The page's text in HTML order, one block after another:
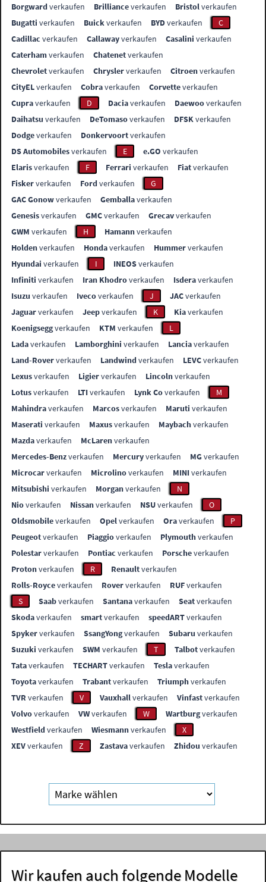
Borgwardverkaufen Brillianceverkaufen Bristolverkaufen
Bugatti verkaufen Buickverkaufen BYDverkaufen
C
Cadillac verkaufen Callawayverkaufen Casalini verkaufen
Caterhamverkaufen Chatenetverkaufen
Chevroletverkaufen Chryslerverkaufen Citroenverkaufen
CityELverkaufen Cobraverkaufen Corvetteverkaufen
Cupraverkaufen D Daciaverkaufen Daewooverkaufen
Daihatsu verkaufen DeTomasoverkaufen DFSKverkaufen
Dodgeverkaufen Donkervoortverkaufen
DS Automobilesverkaufen E e.GO verkaufen
Elarisverkaufen F Ferrari verkaufen Fiatverkaufen
Fiskerverkaufen Fordverkaufen
G
GAC Gonowverkaufen Gemballaverkaufen
Genesisverkaufen GMCverkaufen Grecavverkaufen
GWM verkaufen H Hamannverkaufen
Holdenverkaufen Hondaverkaufen Hummerverkaufen
Hyundai verkaufen I INEOSverkaufen
Infiniti verkaufen Iran Khodroverkaufen Isderaverkaufen
Isuzu verkaufen Ivecoverkaufen J JACverkaufen
Jaguarverkaufen Jeepverkaufen K Kiaverkaufen
Koenigseggverkaufen KTM verkaufen
L
Ladaverkaufen Lamborghini verkaufen Lanciaverkaufen
Land-Roververkaufen Landwindverkaufen LEVCverkaufen
Lexusverkaufen Ligierverkaufen Lincolnverkaufen
Lotusverkaufen LTIverkaufen Lynk Coverkaufen
M
Mahindraverkaufen Marcosverkaufen Maruti verkaufen
Maserati verkaufen Maxusverkaufen Maybachverkaufen
Mazdaverkaufen McLarenverkaufen
Mercedes-Benzverkaufen Mercuryverkaufen MGverkaufen
Microcarverkaufen Microlinoverkaufen MINIverkaufen
Mitsubishi verkaufen Morganverkaufen
N
Nioverkaufen Nissanverkaufen NSUverkaufen
O
Oldsmobileverkaufen Opelverkaufen Oraverkaufen
P
Peugeotverkaufen Piaggioverkaufen Plymouthverkaufen
Polestarverkaufen Pontiac verkaufen Porscheverkaufen
Protonverkaufen R Renaultverkaufen
Rolls-Royceverkaufen Roververkaufen RUFverkaufen
S
Saabverkaufen Santanaverkaufen Seatverkaufen
Skodaverkaufen smartverkaufen speedARTverkaufen
Spykerverkaufen SsangYongverkaufen Subaru verkaufen
Suzuki verkaufen SWM verkaufen T Talbotverkaufen
Tataverkaufen TECHARTverkaufen Teslaverkaufen
Toyotaverkaufen Trabantverkaufen Triumphverkaufen
TVR verkaufen V Vauxhallverkaufen Vinfastverkaufen
Volvoverkaufen VWverkaufen W Wartburgverkaufen
Westfieldverkaufen Wiesmannverkaufen
X
XEVverkaufen Z Zastavaverkaufen Zhidou verkaufen
Wir kaufen auch folgende Modelle